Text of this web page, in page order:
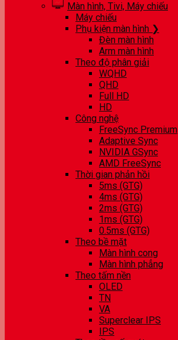
Màn hình, Tivi, Máy chiếu
Máy chiếu
Phụ kiện màn hình ❯
Đèn màn hình
Arm màn hình
Theo độ phân giải
WQHD
QHD
Full HD
HD
Công nghệ
FreeSync Premium
Adaptive Sync
NVIDIA GSync
AMD FreeSync
Thời gian phản hồi
5ms (GTG)
4ms (GTG)
2ms (GTG)
1ms (GTG)
0.5ms (GTG)
Theo bề mặt
Màn hình cong
Màn hình phẳng
Theo tấm nền
OLED
TN
VA
Superclear IPS
IPS